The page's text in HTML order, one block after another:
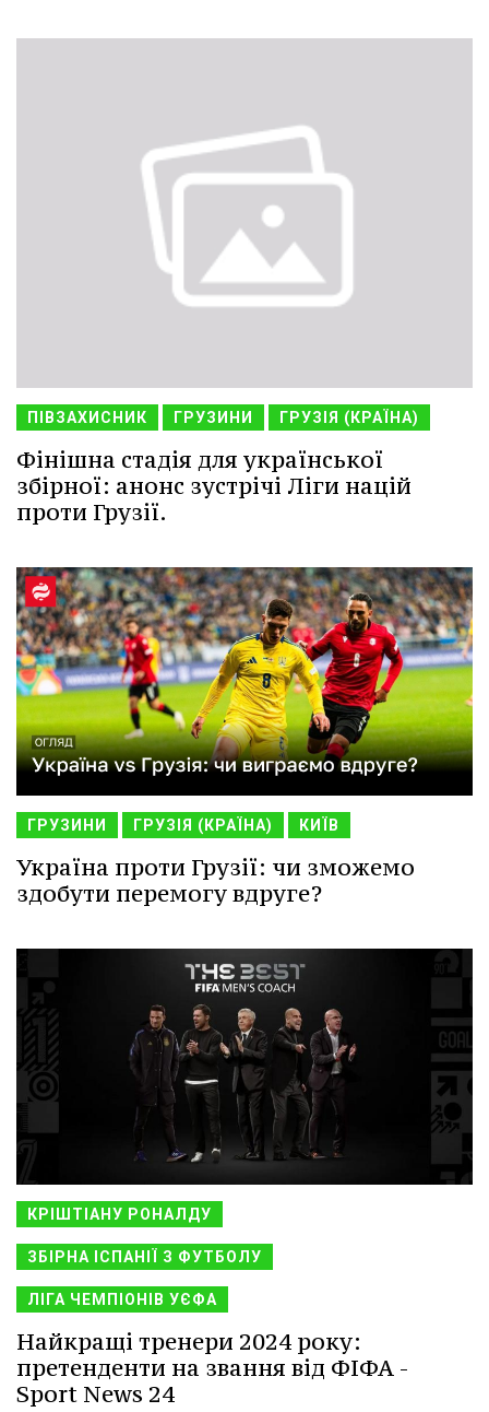
ПІВЗАХИСНИК ГРУЗИНИ ГРУЗІЯ (КРАЇНА)
Фінішна стадія для української
збірної: анонс зустрічі Ліги націй
проти Грузії.
ГРУЗИНИ ГРУЗІЯ (КРАЇНА) КИЇВ
Україна проти Грузії: чи зможемо
здобути перемогу вдруге?
КРІШТІАНУ РОНАЛДУ
ЗБІРНА ІСПАНІЇ З ФУТБОЛУ
ЛІГА ЧЕМПІОНІВ УЄФА
Найкращі тренери 2024 року:
претенденти на звання від ФІФА -
Sport News 24